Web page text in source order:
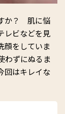
か？ 肌に悩
レビなどを見
顔をしていま
わずにぬるま
回はキレイな